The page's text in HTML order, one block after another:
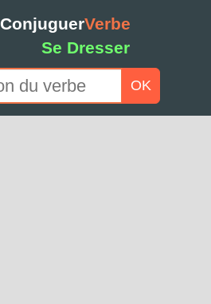
ConjuguerVerbe
Se Dresser
OK